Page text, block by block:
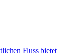
Fluss bietet